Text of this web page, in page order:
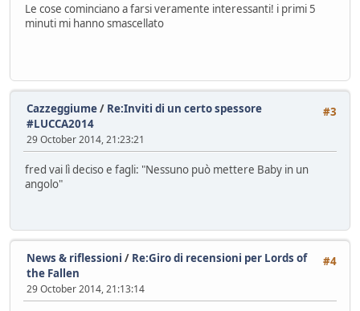
Le cose cominciano a farsi veramente interessanti! i primi 5
minuti mi hanno smascellato
#3
Cazzeggiume/ Re:Inviti di un certo spessore
#LUCCA2014
29 October 2014, 21:23:21
fred vai lì deciso e fagli: "Nessuno può mettere Baby in un
angolo"
#4
News & riflessioni / Re:Giro di recensioni per Lords of
the Fallen
29 October 2014, 21:13:14